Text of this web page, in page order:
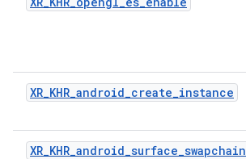
XR_KHR_android_create_instance
XR_KHR_android_surface_swapchain